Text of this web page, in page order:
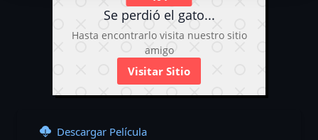
Se perdió el gato...
Hasta encontrarlo visita nuestro sitio
amigo
Visitar Sitio
Descargar Película